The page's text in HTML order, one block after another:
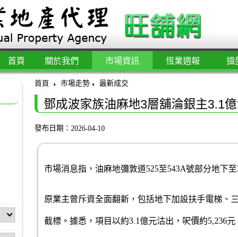
首頁 關於我們 市場資訊 恆業週報 搵
首頁 市場走勢 最新成交
鄧成波家族油麻地3層舖淪銀主3.1
發布日期：2026-04-10
市場消息指，油麻地彌敦道525至543A號部分地下
原業主曾斥資全面翻新，包括地下加設扶手電梯、
截標。據悉，項目以約3.1億元沽出，呎價約5,236元